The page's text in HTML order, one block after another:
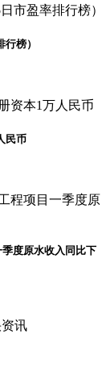
榜）
民币
度原水收入同比下